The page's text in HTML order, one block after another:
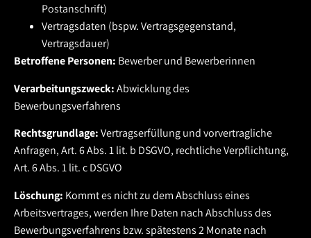
Postanschrift)
Vertragsdaten (bspw. Vertragsgegenstand,
Vertragsdauer)
Betroffene Personen: Bewerber und Bewerberinnen
Verarbeitungszweck:Abwicklung des
Bewerbungsverfahrens
Rechtsgrundlage:Vertragserfüllung und vorvertragliche
Anfragen, Art. 6 Abs. 1 lit. b DSGVO, rechtliche Verpflichtung,
Art. 6 Abs. 1 lit. c DSGVO
Löschung: Kommt es nicht zu dem Abschluss eines
Arbeitsvertrages, werden Ihre Daten nach Abschluss des
Bewerbungsverfahrens bzw. spätestens 2 Monate nach